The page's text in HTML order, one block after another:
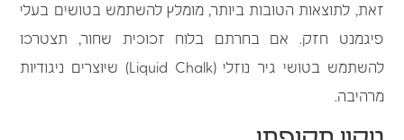
זאת, לתוצאות הטובות ביותר, מומלץ להשתמש בטושים בעלי
פיגמנט חזק. אם בחרתם בלוח זכוכית שחור, תצטרכו
להשתמש בטושי גיר נוזלי (Liquid Chalk) שיוצרים ניגודיות
מרהיבה.